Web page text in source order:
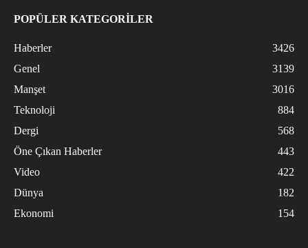
POPÜLER KATEGORİLER
Haberler
3426
Genel
3139
Manşet
3016
Teknoloji
884
Dergi
568
Öne Çıkan Haberler
443
Video
422
Dünya
182
Ekonomi
154